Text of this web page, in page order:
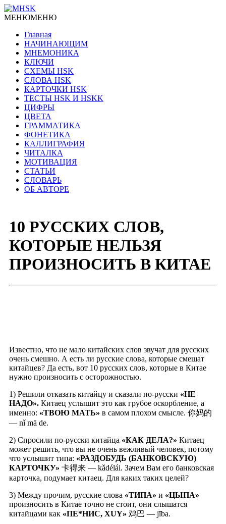
МЕНЮМЕНЮ
Главная
НАЧИНАЮЩИМ
МНЕМОНИКА
КЛЮЧИ
СХЕМЫ HSK
СЛОВА HSK
КАРТОЧКИ HSK
ТЕСТЫ HSK И HSKK
ЦИФРЫ
ЦВЕТА
ГРАММАТИКА
ФОНЕТИКА
КАЛЛИГРАФИЯ
ЧИТАЛКА
МОТИВАЦИЯ
СТАТЬИ
СЛОВАРЬ
ОБ АВТОРЕ
10 РУССКИХ СЛОВ,
КОТОРЫЕ НЕЛЬЗЯ
ПРОИЗНОСИТЬ В КИТАЕ
Известно, что не мало китайских слов звучат для русских
очень смешно. А есть ли русские слова, которые смешат
китайцев? Да есть, вот 10 русских слов, которые в Китае
нужно произносить с осторожностью.
1) Решили отказать китайцу и сказали по-русски «НЕ
НАДО». Китаец услышит это как грубое оскорбление, а
именно: «ТВОЮ МАТЬ» в самом плохом смысле. 你妈的
— nǐ mā de.
2) Спросили по-русски китайца «КАК ДЕЛА?» Китаец
может решить, что вы не очень вежливый человек, потому
что услышит типа: «РАЗДОБУДЬ (БАНКОВСКУЮ)
КАРТОЧКУ» 卡得来 — kǎdélái. Зачем Вам его банковская
карточка, подумает китаец. Для каких таких целей?
3) Между прочим, русские слова «ТИПА» и «ЦЫПА»
произносить в Китае точно не стоит, они слышатся
китайцами как «ПЕ*НИС, ХUY» 鸡巴 — jība.